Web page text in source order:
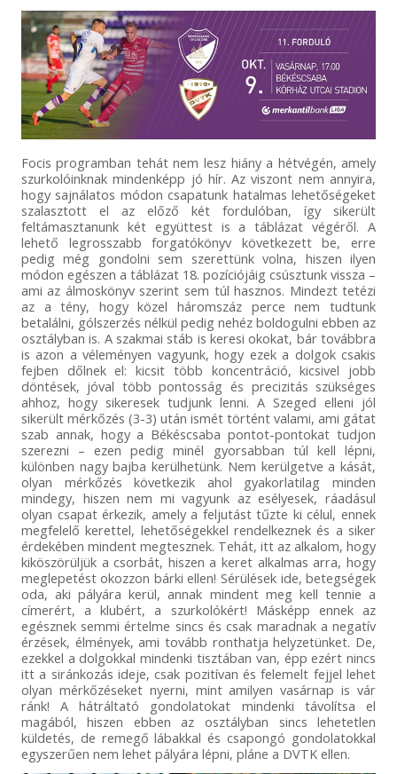
Focis programban tehát nem lesz hiány a hétvégén, amely
szurkolóinknak mindenképp jó hír. Az viszont nem annyira,
hogy sajnálatos módon csapatunk hatalmas lehetőségeket
szalasztott el az előző két fordulóban, így sikerült
feltámasztanunk két együttest is a táblázat végéről. A
lehető legrosszabb forgatókönyv következett be, erre
pedig még gondolni sem szerettünk volna, hiszen ilyen
módon egészen a táblázat 18. pozíciójáig csúsztunk vissza –
ami az álmoskönyv szerint sem túl hasznos. Mindezt tetézi
az a tény, hogy közel háromszáz perce nem tudtunk
betalálni, gólszerzés nélkül pedig nehéz boldogulni ebben az
osztályban is. A szakmai stáb is keresi okokat, bár továbbra
is azon a véleményen vagyunk, hogy ezek a dolgok csakis
fejben dőlnek el: kicsit több koncentráció, kicsivel jobb
döntések, jóval több pontosság és precizitás szükséges
ahhoz, hogy sikeresek tudjunk lenni. A Szeged elleni jól
sikerült mérkőzés (3-3) után ismét történt valami, ami gátat
szab annak, hogy a Békéscsaba pontot-pontokat tudjon
szerezni – ezen pedig minél gyorsabban túl kell lépni,
különben nagy bajba kerülhetünk. Nem kerülgetve a kását,
olyan mérkőzés következik ahol gyakorlatilag minden
mindegy, hiszen nem mi vagyunk az esélyesek, ráadásul
olyan csapat érkezik, amely a feljutást tűzte ki célul, ennek
megfelelő kerettel, lehetőségekkel rendelkeznek és a siker
érdekében mindent megtesznek. Tehát, itt az alkalom, hogy
kiköszörüljük a csorbát, hiszen a keret alkalmas arra, hogy
meglepetést okozzon bárki ellen! Sérülések ide, betegségek
oda, aki pályára kerül, annak mindent meg kell tennie a
címerért, a klubért, a szurkolókért! Másképp ennek az
egésznek semmi értelme sincs és csak maradnak a negatív
érzések, élmények, ami tovább ronthatja helyzetünket. De,
ezekkel a dolgokkal mindenki tisztában van, épp ezért nincs
itt a siránkozás ideje, csak pozitívan és felemelt fejjel lehet
olyan mérkőzéseket nyerni, mint amilyen vasárnap is vár
ránk! A hátráltató gondolatokat mindenki távolítsa el
magából, hiszen ebben az osztályban sincs lehetetlen
küldetés, de remegő lábakkal és csapongó gondolatokkal
egyszerűen nem lehet pályára lépni, pláne a DVTK ellen.